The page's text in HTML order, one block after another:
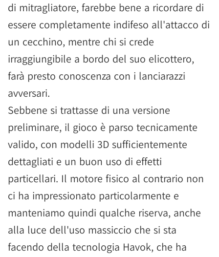
di mitragliatore, farebbe bene a ricordare di
essere completamente indifeso all'attacco di
un cecchino, mentre chi si crede
irraggiungibile a bordo del suo elicottero,
farà presto conoscenza con i lanciarazzi
avversari.
Sebbene si trattasse di una versione
preliminare, il gioco è parso tecnicamente
valido, con modelli 3D sufficientemente
dettagliati e un buon uso di effetti
particellari. Il motore fisico al contrario non
ci ha impressionato particolarmente e
manteniamo quindi qualche riserva, anche
alla luce dell'uso massiccio che si sta
facendo della tecnologia Havok, che ha